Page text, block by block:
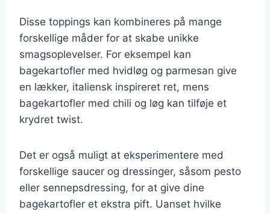
Disse toppings kan kombineres på mange
forskellige måder for at skabe unikke
smagsoplevelser. For eksempel kan
bagekartofler med hvidløg og parmesan give
en lækker, italiensk inspireret ret, mens
bagekartofler med chili og løg kan tilføje et
krydret twist.
Det er også muligt at eksperimentere med
forskellige saucer og dressinger, såsom pesto
eller sennepsdressing, for at give dine
bagekartofler et ekstra pift. Uanset hvilke